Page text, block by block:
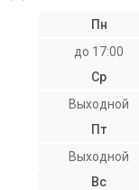
Пн
до 17:00
Ср
Выходной
Пт
Выходной
Вс